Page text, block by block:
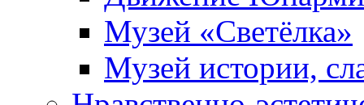
Музей «Светёлка»
Музей истории,